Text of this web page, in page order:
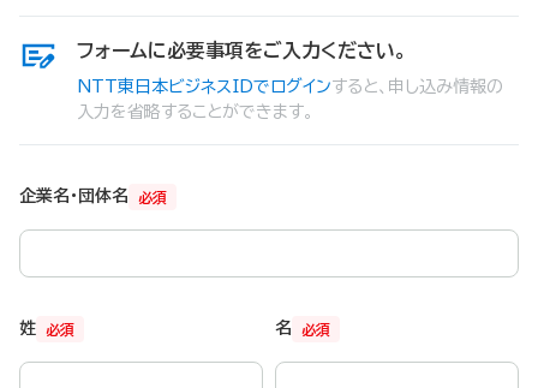
フォームに必要事項をご入力ください。
NTT東日本ビジネスIDでログインすると、申し込み情報の
入力を省略することができます。
必須
企業名・団体名
必須
姓 必須
名